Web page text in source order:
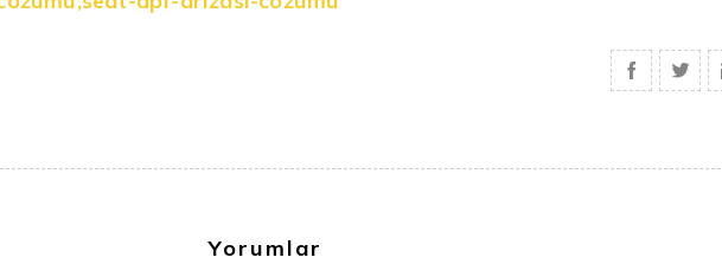
Yorumlar